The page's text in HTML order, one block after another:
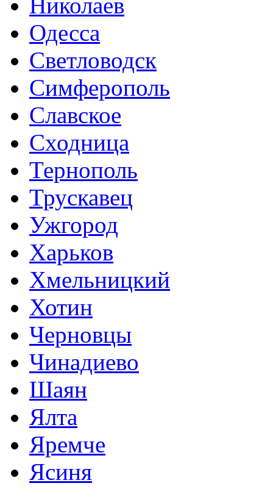
Николаев
Одесса
Светловодск
Симферополь
Славское
Сходница
Тернополь
Трускавец
Ужгород
Харьков
Хмельницкий
Хотин
Черновцы
Чинадиево
Шаян
Ялта
Яремче
Ясиня